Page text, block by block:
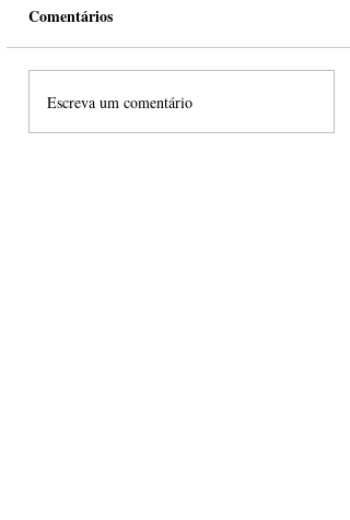
Comentários
Escreva um comentário